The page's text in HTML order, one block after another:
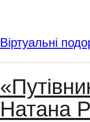
Віртуальні
Натана